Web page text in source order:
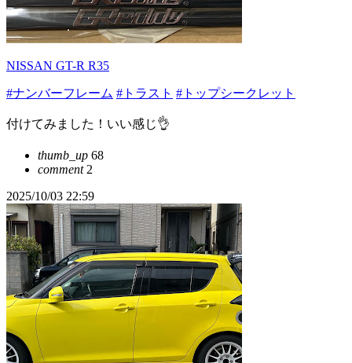
NISSAN GT-R R35
#ナンバーフレーム #トラスト #トップシークレット
付けてみました！いい感じ👌
thumb_up 68
comment2
2025/10/03 22:59